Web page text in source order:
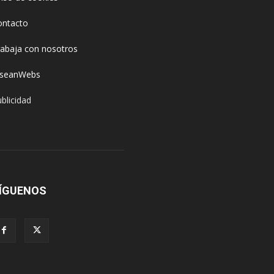
con nosotros